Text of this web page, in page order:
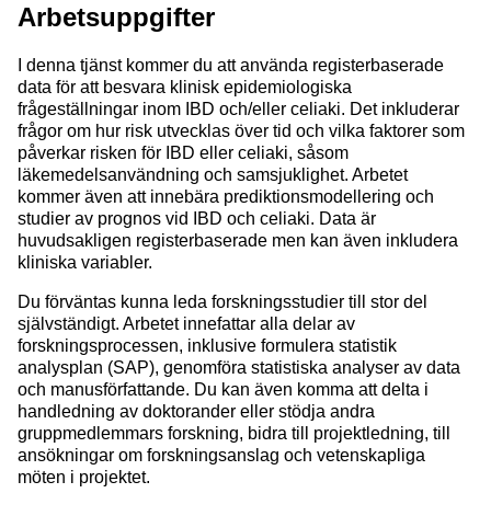
Arbetsuppgifter
I denna tjänst kommer du att använda registerbaserade
data för att besvara klinisk epidemiologiska
frågeställningar inom IBD och/eller celiaki. Det inkluderar
frågor om hur risk utvecklas över tid och vilka faktorer som
påverkar risken för IBD eller celiaki, såsom
läkemedelsanvändning och samsjuklighet. Arbetet
kommer även att innebära prediktionsmodellering och
studier av prognos vid IBD och celiaki. Data är
huvudsakligen registerbaserade men kan även inkludera
kliniska variabler.
Du förväntas kunna leda forskningsstudier till stor del
självständigt. Arbetet innefattar alla delar av
forskningsprocessen, inklusive formulera statistik
analysplan (SAP), genomföra statistiska analyser av data
och manusförfattande. Du kan även komma att delta i
handledning av doktorander eller stödja andra
gruppmedlemmars forskning, bidra till projektledning, till
ansökningar om forskningsanslag och vetenskapliga
möten i projektet.